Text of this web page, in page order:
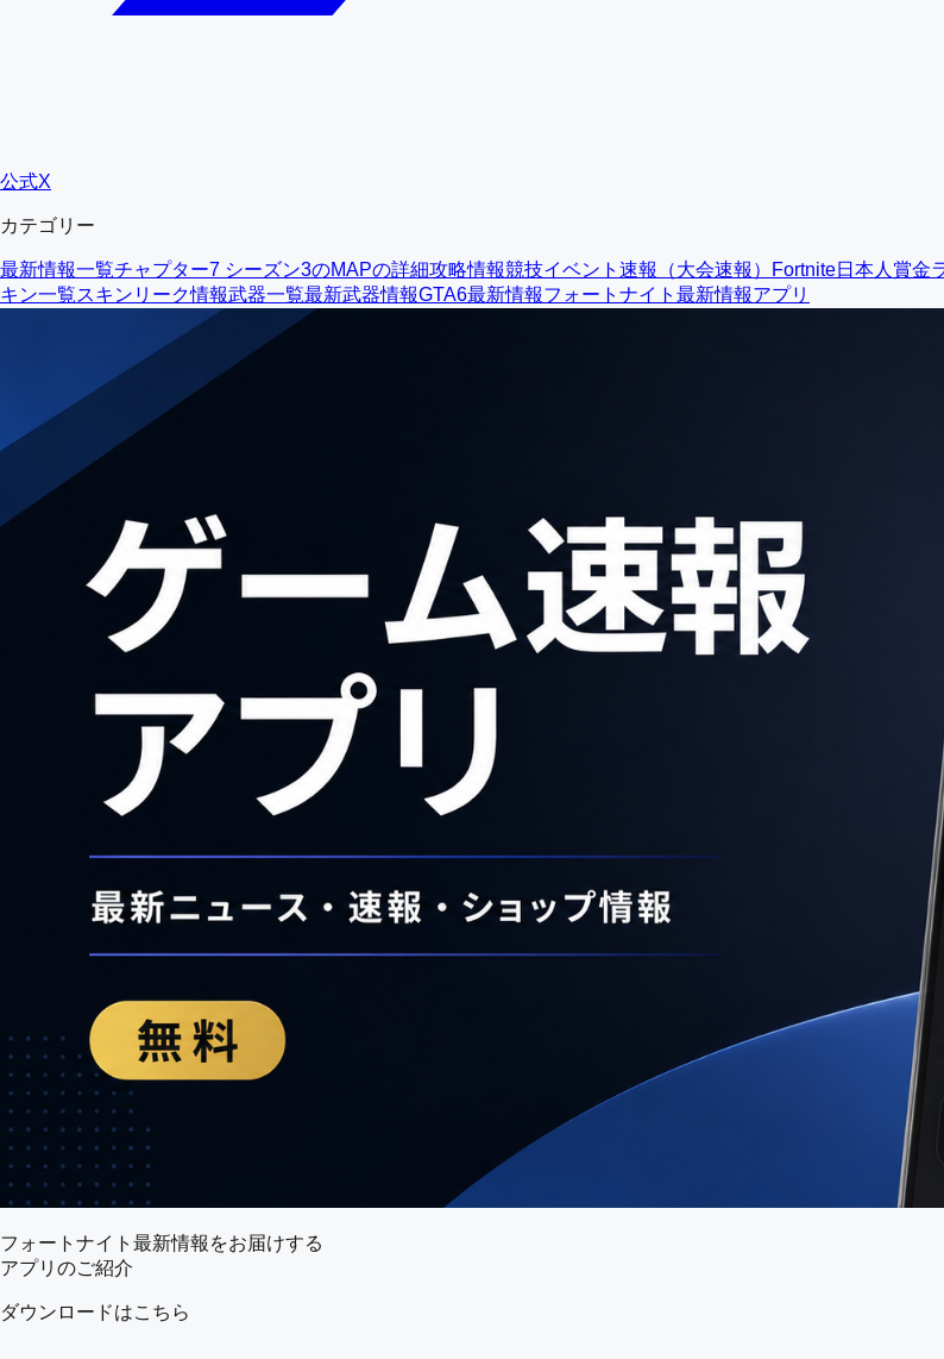
公式X
カテゴリー
最新情報一覧チャプター7 シーズン3のMAPの詳細攻略情報競技イベント速報（大会速報） Fortnite日本人賞金
キン一覧スキンリーク情報武器一覧最新武器情報GTA6最新情報フォートナイト最新情報アプリ
フォートナイト最新情報をお届けする
アプリのご紹介
ダウンロードはこちら